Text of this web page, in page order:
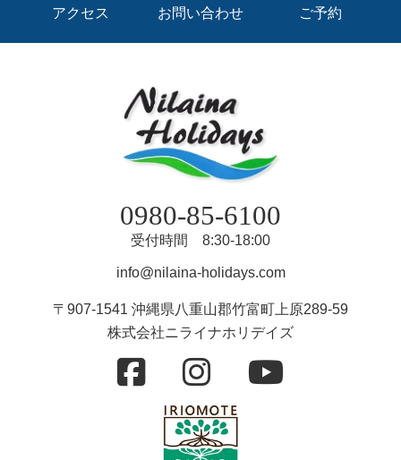
アクセス お問い合わせ ご予約
0980-85-6100
受付時間 8:30-18:00
info@nilaina-holidays.com
〒907-1541 沖縄県八重山郡竹富町上原289-59
株式会社ニライナホリデイズ